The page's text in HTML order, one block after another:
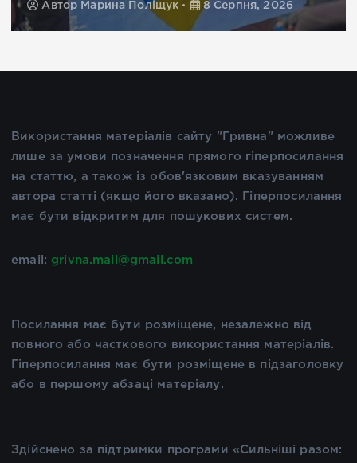
Автор Марина Поліщук 8 Серпня, 2026
Використання матеріалів сайту "Гривна" можливе
лише за умови позначення прямого гіперпосилання
на статтю, а також із обов'язковим вказуванням
автора статті (якщо його вказано). Гіперпосилання
має бути відкритим для пошукових систем.
email: grivna.mail@gmail.com
Посилання має бути розміщене, незалежно від
повного або часткового використання матеріалів.
Гіперпосилання має бути розміщене в підзаголовку
або в першому абзаці матеріалу.
Здійснено за підтримки програми «Сильніші разом: